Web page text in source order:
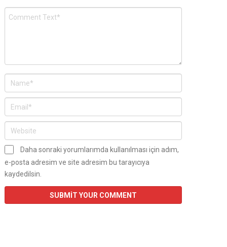
Daha sonraki yorumlarımda kullanılması için adım,
e-posta adresim ve site adresim bu tarayıcıya
kaydedilsin.